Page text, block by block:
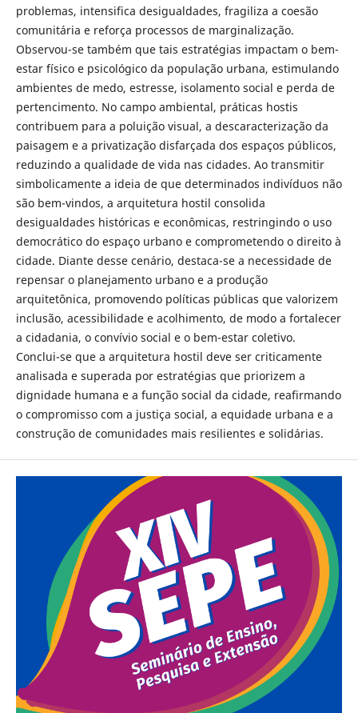
problemas, intensifica desigualdades, fragiliza a coesão
comunitária e reforça processos de marginalização.
Observou-se também que tais estratégias impactam o bem-
estar físico e psicológico da população urbana, estimulando
ambientes de medo, estresse, isolamento social e perda de
pertencimento. No campo ambiental, práticas hostis
contribuem para a poluição visual, a descaracterização da
paisagem e a privatização disfarçada dos espaços públicos,
reduzindo a qualidade de vida nas cidades. Ao transmitir
simbolicamente a ideia de que determinados indivíduos não
são bem-vindos, a arquitetura hostil consolida
desigualdades históricas e econômicas, restringindo o uso
democrático do espaço urbano e comprometendo o direito à
cidade. Diante desse cenário, destaca-se a necessidade de
repensar o planejamento urbano e a produção
arquitetônica, promovendo políticas públicas que valorizem
inclusão, acessibilidade e acolhimento, de modo a fortalecer
a cidadania, o convívio social e o bem-estar coletivo.
Conclui-se que a arquitetura hostil deve ser criticamente
analisada e superada por estratégias que priorizem a
dignidade humana e a função social da cidade, reafirmando
o compromisso com a justiça social, a equidade urbana e a
construção de comunidades mais resilientes e solidárias.